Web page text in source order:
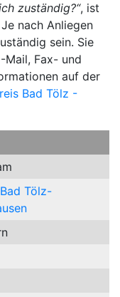
zuständig?“, ist
nach Anliegen
sein. Sie
Mail, Fax- und
auf der
Bad Tölz -
Tölz-